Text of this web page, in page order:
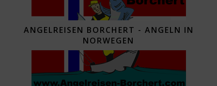
ANGELREISEN BORCHERT - ANGELN IN
NORWEGEN